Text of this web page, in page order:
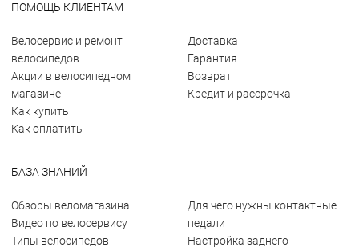
ПОМОЩЬ КЛИЕНТАМ
Велосервис и ремонт
велосипедов
Акции в велосипедном
магазине
Как купить
Как оплатить
Доставка
Гарантия
Возврат
Кредит и рассрочка
БАЗА ЗНАНИЙ
Обзоры веломагазина
Видео по велосервису
Типы велосипедов
Для чего нужны контактные
педали
Настройка заднего